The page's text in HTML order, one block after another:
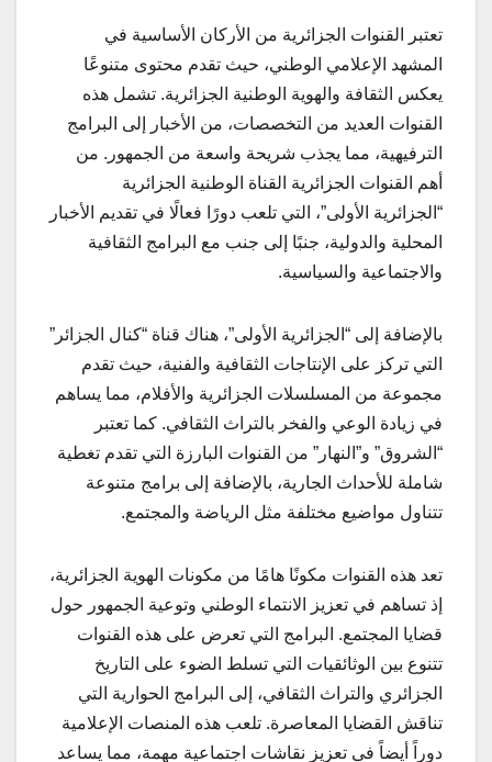
تعتبر القنوات الجزائرية من الأركان الأساسية في
المشهد الإعلامي الوطني، حيث تقدم محتوى متنوعًا
يعكس الثقافة والهوية الوطنية الجزائرية. تشمل هذه
القنوات العديد من التخصصات، من الأخبار إلى البرامج
الترفيهية، مما يجذب شريحة واسعة من الجمهور. من
أهم القنوات الجزائرية القناة الوطنية الجزائرية
“الجزائرية الأولى”، التي تلعب دورًا فعالًا في تقديم الأخبار
المحلية والدولية، جنبًا إلى جنب مع البرامج الثقافية
والاجتماعية والسياسية.
بالإضافة إلى “الجزائرية الأولى”، هناك قناة “كنال الجزائر”
التي تركز على الإنتاجات الثقافية والفنية، حيث تقدم
مجموعة من المسلسلات الجزائرية والأفلام، مما يساهم
في زيادة الوعي والفخر بالتراث الثقافي. كما تعتبر
“الشروق” و”النهار” من القنوات البارزة التي تقدم تغطية
شاملة للأحداث الجارية، بالإضافة إلى برامج متنوعة
تتناول مواضيع مختلفة مثل الرياضة والمجتمع.
تعد هذه القنوات مكونًا هامًا من مكونات الهوية الجزائرية،
إذ تساهم في تعزيز الانتماء الوطني وتوعية الجمهور حول
قضايا المجتمع. البرامج التي تعرض على هذه القنوات
تتنوع بين الوثائقيات التي تسلط الضوء على التاريخ
الجزائري والتراث الثقافي، إلى البرامج الحوارية التي
تناقش القضايا المعاصرة. تلعب هذه المنصات الإعلامية
دوراً أيضاً في تعزيز نقاشات اجتماعية مهمة، مما يساعد